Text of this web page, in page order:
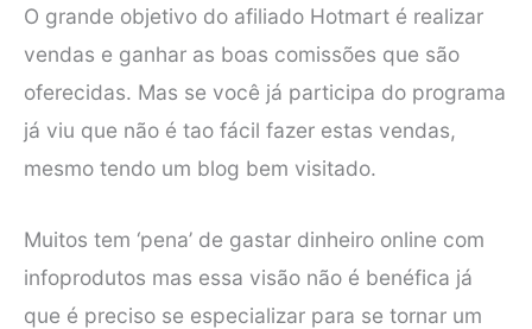
O grande objetivo do afiliado Hotmart é realizar
vendas e ganhar as boas comissões que são
oferecidas. Mas se você já participa do programa
já viu que não é tao fácil fazer estas vendas,
mesmo tendo um blog bem visitado.
Muitos tem ‘pena’ de gastar dinheiro online com
infoprodutos mas essa visão não é benéfica já
que é preciso se especializar para se tornar um